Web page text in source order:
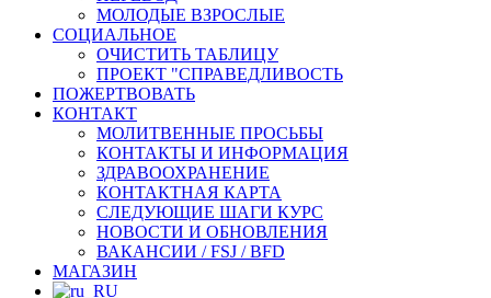
МОЛОДЫЕ ВЗРОСЛЫЕ
СОЦИАЛЬНОЕ
ОЧИСТИТЬ ТАБЛИЦУ
ПРОЕКТ "СПРАВЕДЛИВОСТЬ
ПОЖЕРТВОВАТЬ
КОНТАКТ
МОЛИТВЕННЫЕ ПРОСЬБЫ
КОНТАКТЫ И ИНФОРМАЦИЯ
ЗДРАВООХРАНЕНИЕ
КОНТАКТНАЯ КАРТА
СЛЕДУЮЩИЕ ШАГИ КУРС
НОВОСТИ И ОБНОВЛЕНИЯ
ВАКАНСИИ / FSJ / BFD
МАГАЗИН